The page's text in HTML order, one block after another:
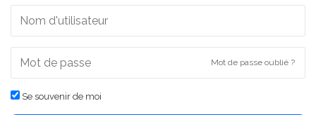
Mot de passe oublié ?
Se souvenir de moi